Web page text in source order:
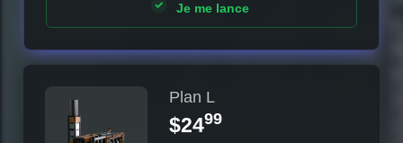
Je me lance
Plan L
$2499